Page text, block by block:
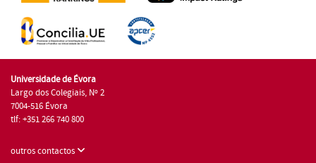
Universidade de Évora
Largo dos Colegiais, Nº 2
7004-516 Évora
tlf: +351 266 740 800
outros contactos